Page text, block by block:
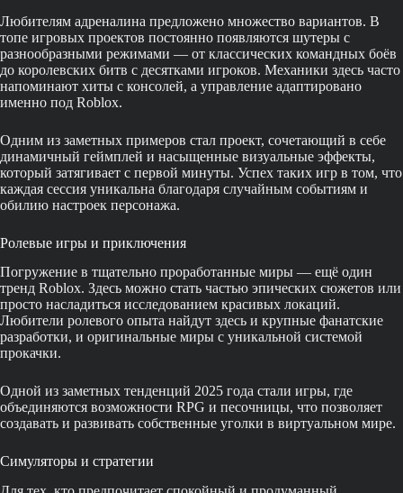
Любителям адреналина предложено множество вариантов. В
топе игровых проектов постоянно появляются шутеры с
разнообразными режимами — от классических командных боёв
до королевских битв с десятками игроков. Механики здесь часто
напоминают хиты с консолей, а управление адаптировано
именно под Roblox.
Одним из заметных примеров стал проект, сочетающий в себе
динамичный геймплей и насыщенные визуальные эффекты,
который затягивает с первой минуты. Успех таких игр в том, что
каждая сессия уникальна благодаря случайным событиям и
обилию настроек персонажа.
Ролевые игры и приключения
Погружение в тщательно проработанные миры — ещё один
тренд Roblox. Здесь можно стать частью эпических сюжетов или
просто насладиться исследованием красивых локаций.
Любители ролевого опыта найдут здесь и крупные фанатские
разработки, и оригинальные миры с уникальной системой
прокачки.
Одной из заметных тенденций 2025 года стали игры, где
объединяются возможности RPG и песочницы, что позволяет
создавать и развивать собственные уголки в виртуальном мире.
Симуляторы и стратегии